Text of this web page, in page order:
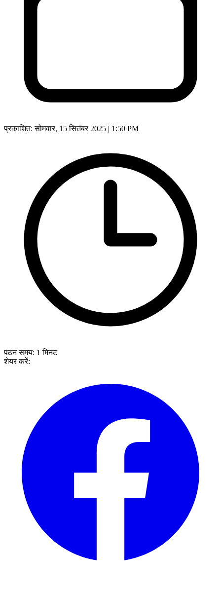
प्रकाशित:सोमवार, 15 सितंबर 2025 | 1:50 PM
पठन समय: 1 मिनट
शेयर करें: